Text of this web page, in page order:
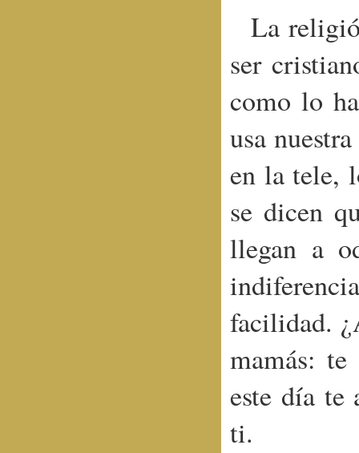
La
ser
como lo
usa
en la tele,
se dicen
llegan a
facilidad.
mamás:
este día te
ti.